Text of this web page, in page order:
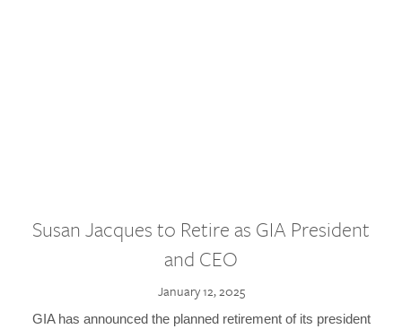
Susan Jacques to Retire as GIA President
and CEO
January 12, 2025
GIA has announced the planned retirement of its president